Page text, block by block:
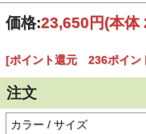
（単位：cm）
価格:23,650円(本体
[ポイント還元 236ポイン
注文
カラー / サイズ